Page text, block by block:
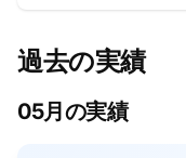
過去の実績
05月の実績